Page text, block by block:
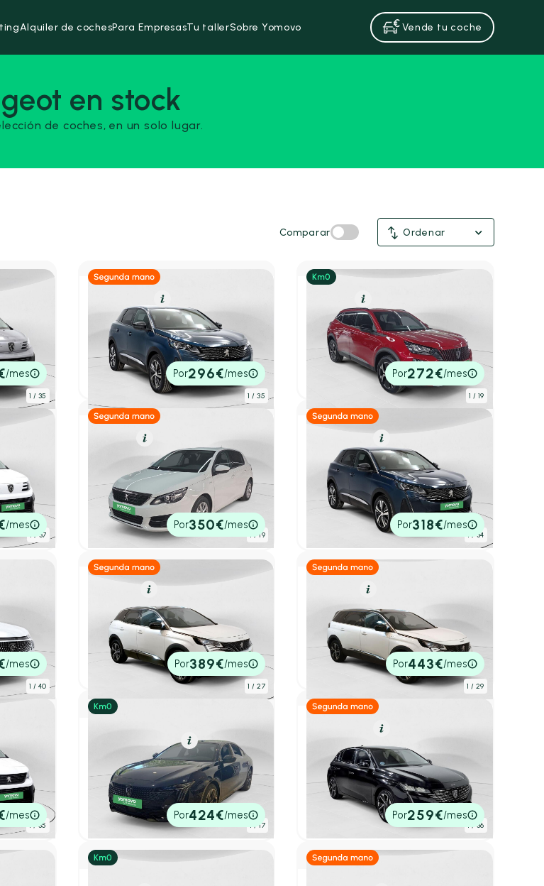
Alquiler de cochesPara EmpresasTu tallerSobre Yomovo Vende tu coche
en stock
de coches, en un solo lugar.
Comparar Ordenar
1 / 35
4P
/mes
1 / 35
Peugeot 3008
1.2 PureTech 96KW S&S Allure Pack
202419.200 km130cvManual
18.900€
P.V.P. contado
Por296€/mes
1 / 19
Peugeot 2008
Allure Turbo 100 S&S 6 Vel MAN
20261 km100cvManual
20.950€ Por272€/mes
1/ 37
4P
/mes
1/ 19
Peugeot 308
5p Style PureTech 110 S&S 6vel
MAN
201953.620 km110cv Manual
10.900€
P.V.P. contado
Por350€/mes
1/ 34
Peugeot 3008
1.2 PureTech 96KW S&S Allure Pack
EAT8
202311.288 km130cvAutomático
17.950€ Por318€/mes
1 / 40
/mes
1 / 27
Peugeot 3008
1.5 BlueHDi 96kW (130CV) S&S GT
202170.984 km 130cvManual
18.900€ Por389€/mes
1 / 29
Peugeot 5008
1.5 BlueHDi 96kW S&S GT EAT8
202352.685 km 130cvAutomático
24.990€ Por443€/mes
1/ 35
4P
/mes
1/ 17
Resumen
Peugeot 508 Hybrid
5P GT HYBRID 180 e-EAT8
202510 km180cvAutomático
29.950€
P.V.P. contado
Por424€/mes
1/ 36
Peugeot 308
5P Allure Pack PureTech 130 S&S
EAT8
202348.700 km130cvAutomático
Por259€/mes